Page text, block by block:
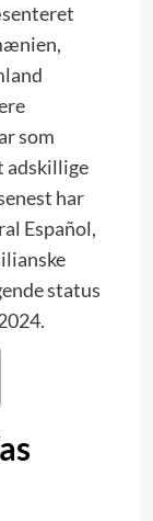
som
adskillige
har
Español,
status